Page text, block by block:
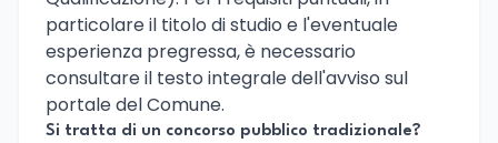
particolare il titolo di studio e l'eventuale
esperienza pregressa, è necessario
consultare il testo integrale dell'avviso sul
portale del Comune.
Si tratta di un concorso pubblico tradizionale?